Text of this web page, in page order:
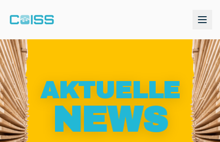
AKTUELLE
NEWS